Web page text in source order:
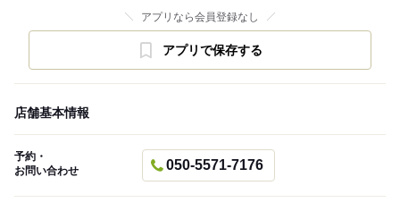
アプリなら会員登録なし
アプリで保存する
店舗基本情報
予約・
お問い合わせ
050-5571-7176